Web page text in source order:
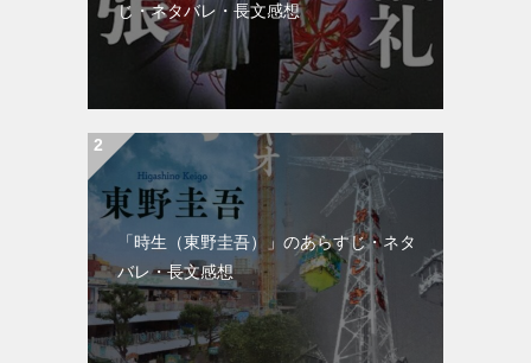
じ・ネタバレ・長文感想
「時生（東野圭吾）」のあらすじ・ネタ
バレ・長文感想